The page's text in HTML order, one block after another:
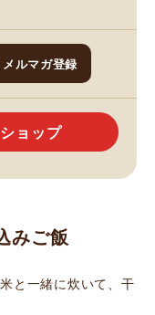
メルマガ登録
ョップ
みご飯
と一緒に炊いて、干